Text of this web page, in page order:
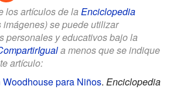
los artículos de la Enciclopedia
imágenes) se puede utilizar
personales y educativos bajo la
a menos que se indique
artículo:
para Niños. Enciclopedia